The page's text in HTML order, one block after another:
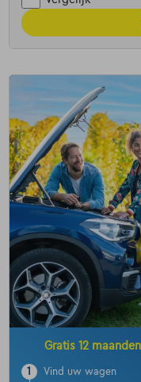
Gratis 12
1 Vind uw wagen